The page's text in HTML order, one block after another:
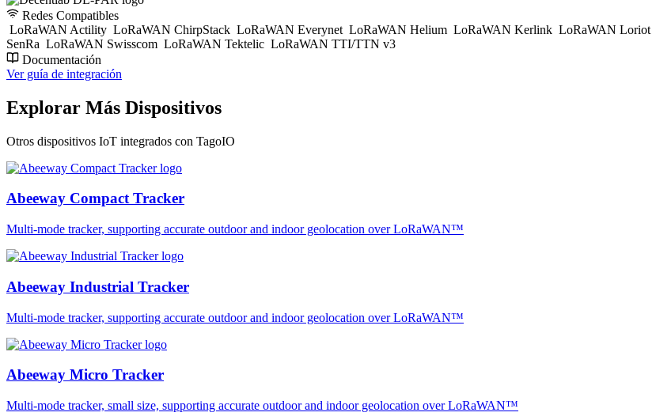
Redes Compatibles
LoRaWAN Actility LoRaWAN ChirpStack LoRaWAN Everynet LoRaWAN Helium LoRaWAN Kerlink LoRaWAN Loriot
SenRa LoRaWAN Swisscom LoRaWAN Tektelic LoRaWAN TTI/TTN v3
Documentación
Ver guía de integración
Explorar Más Dispositivos
Otros dispositivos IoT integrados con TagoIO
Abeeway Compact Tracker
Multi-mode tracker, supporting accurate outdoor and indoor geolocation over LoRaWAN™
Abeeway Industrial Tracker
Multi-mode tracker, supporting accurate outdoor and indoor geolocation over LoRaWAN™
Abeeway Micro Tracker
Multi-mode tracker, small size, supporting accurate outdoor and indoor geolocation over LoRaWAN™